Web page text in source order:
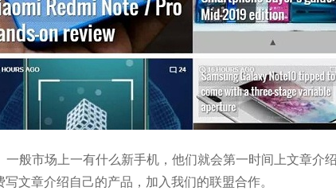
般市场上一有什么新手机，他们就会第一时间上文章介
文章介绍自己的产品，加入我们的联盟合作。